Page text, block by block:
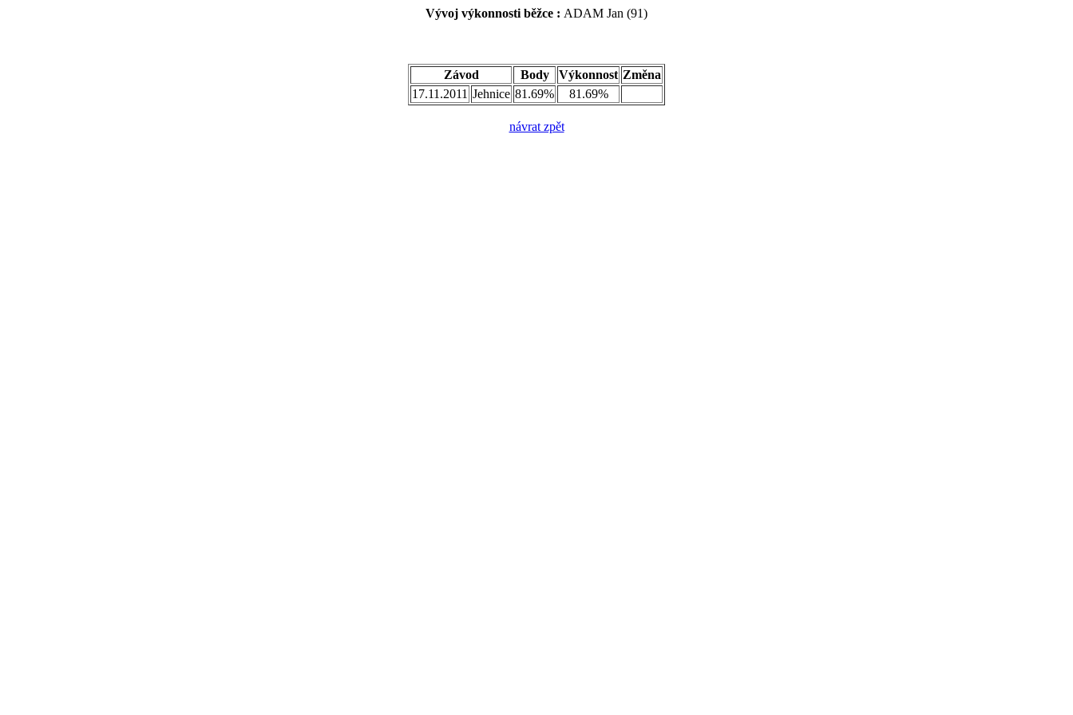
Vývoj výkonnosti běžce : ADAM Jan (91)
Závod Body Výkonnost Změna
17.11.2011 Jehnice 81.69% 81.69%
návrat zpět